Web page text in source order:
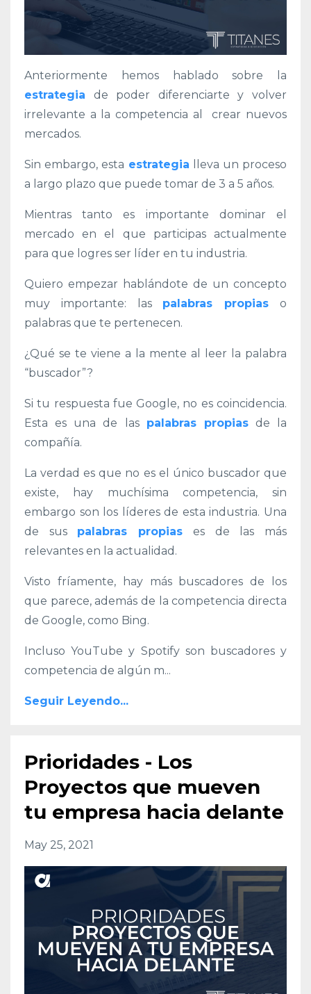
Anteriormente hemos hablado sobre la
estrategia
de poder diferenciarte y volver
irrelevante a la competencia al crear nuevos
mercados.
Sin embargo, esta estrategia lleva un proceso
a largo plazo que puede tomar de 3 a 5 años.
Mientras tanto es importante dominar el
mercado en el que participas actualmente
para que logres ser líder en tu industria.
Quiero empezar hablándote de un concepto
muy importante: las palabras propias o
palabras que te pertenecen.
¿Qué se te viene a la mente al leer la palabra
“buscador”?
Si tu respuesta fue Google, no es coincidencia.
Esta es una de las palabras propiasde la
compañía.
La verdad es que no es el único buscador que
existe, hay muchísima competencia, sin
embargo son los líderes de esta industria. Una
de sus palabras propias es de las más
relevantes en la actualidad.
Visto fríamente, hay más buscadores de los
que parece, además de la competencia directa
de Google, como Bing.
Incluso YouTube y Spotify son buscadores y
competencia de algún m...
Seguir Leyendo...
Prioridades - Los
Proyectos que mueven
tu empresa hacia delante
May 25, 2021